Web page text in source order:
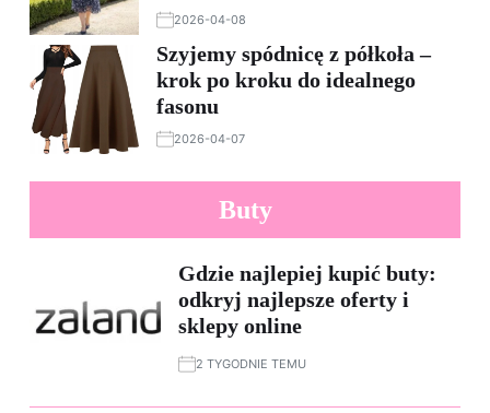
2026-04-08
Szyjemy spódnicę z półkoła –
krok po kroku do idealnego
fasonu
2026-04-07
Buty
Gdzie najlepiej kupić buty:
odkryj najlepsze oferty i
sklepy online
2 TYGODNIE TEMU